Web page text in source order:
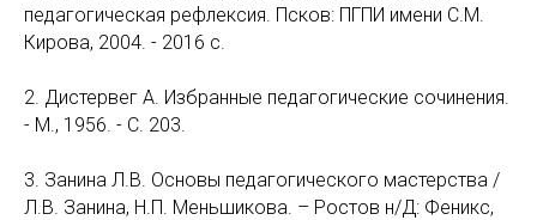
педагогическая рефлексия. Псков: ПГПИ имени С.М.
Кирова, 2004. - 2016 с.
2. Дистервег А. Избранные педагогические сочинения.
- М., 1956. - С. 203.
3. Занина Л.В. Основы педагогического мастерства /
Л.В. Занина, Н.П. Меньшикова. – Ростов н/Д: Феникс,